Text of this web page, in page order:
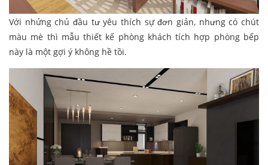
Với nhửng chủ đầu tư yêu thích sự đơn giản, nhưng có chút
màu mè thì mẫu thiết kế phòng khách tích hợp phòng bếp
này là một gợi ý không hề tồi.